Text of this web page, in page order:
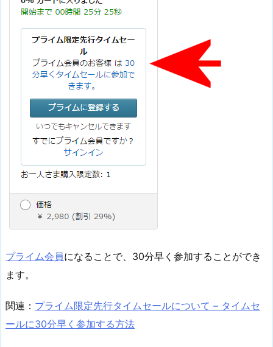
プライム会員になることで、30分早く参加することができ
ます。
関連： プライム限定先行タイムセールについて – タイムセ
ールに30分早く参加する方法